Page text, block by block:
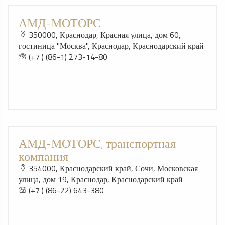
АМД-МОТОРС
350000, Краснодар, Красная улица, дом 60,
гостиница "Москва", Краснодар, Краснодарский край
(+7 ) (86-1) 273-14-80
АМД-МОТОРС, транспортная
компания
354000, Краснодарский край, Сочи, Московская
улица, дом 19, Краснодар, Краснодарский край
(+7 ) (86-22) 643-380